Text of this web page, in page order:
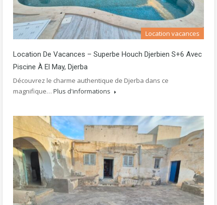
Location vacances
Location De Vacances – Superbe Houch Djerbien S+6 Avec
Piscine À El May, Djerba
Découvrez le charme authentique de Djerba dans ce
magnifique… Plus d'informations